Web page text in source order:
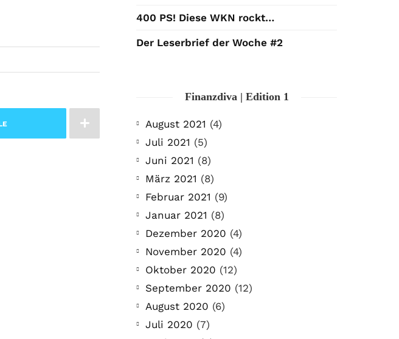
400 PS! Diese WKN rockt…
Der Leserbrief der Woche #2
Finanzdiva | Edition 1
August 2021 (4)
Juli 2021 (5)
Juni 2021 (8)
März 2021 (8)
Februar 2021 (9)
Januar 2021 (8)
Dezember 2020 (4)
November 2020 (4)
Oktober 2020 (12)
September 2020 (12)
August 2020 (6)
Juli 2020 (7)